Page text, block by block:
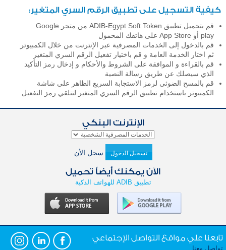
كيفية التسجيل على تطبيق الرقم السري المتغير:
قم بتحميل تطبيق ADIB-Egypt Soft Token من متجر Google
play أو App Store على هاتفك المحمول
قم بالدخول إلى الخدمات المصرفية عبر الإنترنت من خلال الكمبيوتر
ثم اختار الخدمة العامة و قم باختيار تفعيل الرقم السري المتغير
قم بالقراءة و الموافقة على الشروط والأحكام و إدخال رمز التأكيد
الذي سيصلك عن طريق رسالة النصية
قم بالمسح الضوئى لرمز الاستجابة السريع الظاهر على شاشة
الكمبيوتر باستخدام تطبيق الرقم السري المتغير لتتلقي رمز التفعيل
الإنترنت البنكي
تسجيل الدخول سجل الأن
الآن يمكنك أيضاً تحميل
تطبيق ADIB للهواتف الذكية
تابعنا علي مواقع التواصل الإجتماعي
تواصل معنا